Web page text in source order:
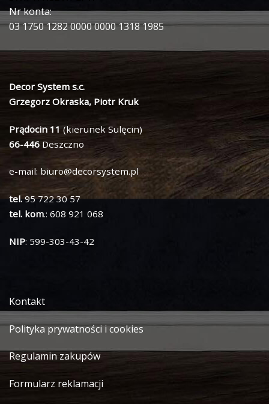
Nr konta:
03 1750 1282 0000 0000 1318 1985
Decor System s.c.
Grzegorz Okraska, Piotr Kruk
Prądocin 11 (kierunek Sulęcin)
66-446 Deszczno
e-mail: biuro@decorsystem.pl
tel.95 722 30 57
tel. kom.: 608 921 068
NIP: 599-303-43-42
Kontakt
Polityka prywatności i cookies
Regulamin zakupów
Formularz reklamacji